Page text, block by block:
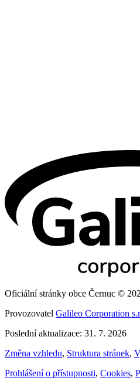
Oficiální stránky obce Černuc ©
Provozovatel Galileo Corporation
Poslední aktualizace: 31. 7. 2026
Změna vzhledu, Struktura stránek,
Prohlášení o přístupnosti, Cookies,